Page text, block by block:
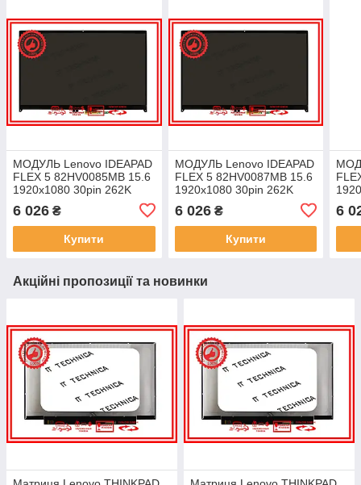
МОДУЛЬ Lenovo IDEAPAD
FLEX 5 82HV0085MB 15.6
1920x1080 30pin 262K
45% NTSC 250 cd/m² для
ноутбука
6 026 ₴
Купити
МОДУЛЬ Lenovo IDEAPAD
FLEX 5 82HV0087MB 15.6
1920x1080 30pin 262K
45% NTSC 250 cd/m² для
ноутбука
6 026₴
Купити
6
Акційні пропозиції та новинки